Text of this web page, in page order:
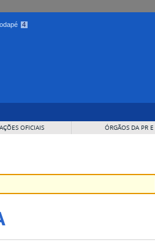
4
OFICIAIS ÓRGÃOS DA PR